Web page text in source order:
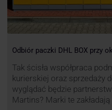
Odbiór paczki DHL BOX przy
Tak ścisła współpraca
kurierskiej oraz sprzedaży
wyglądać będzie
Martins? Marki te